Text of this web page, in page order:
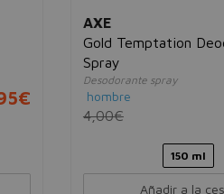
AXE
Gold Temptation
Spray
Desodorante spray
hombre
4,00€
150 ml
Añadir a la